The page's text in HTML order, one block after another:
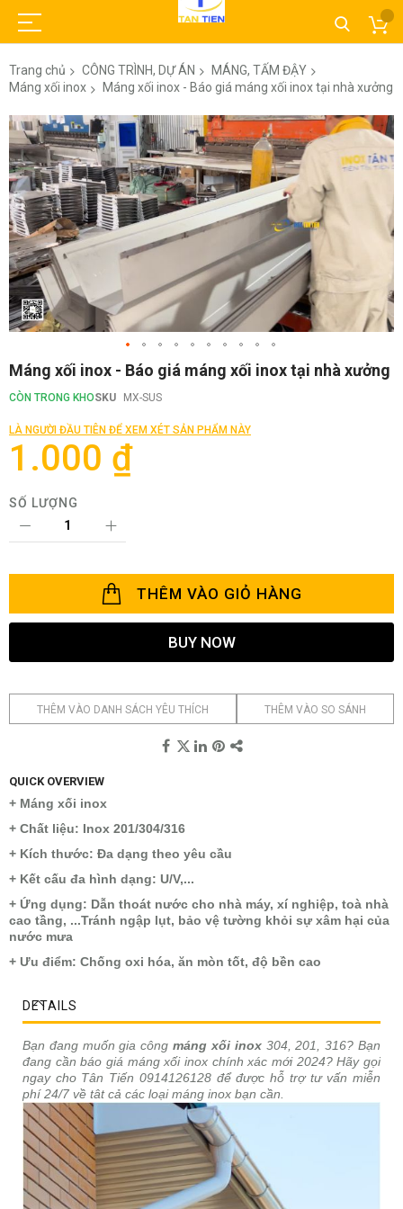
Trang chủ CÔNG TRÌNH, DỰ ÁN
MÁNG, TẤM ĐẬY
Máng xối inox
Máng xối inox - Báo giá máng xối inox tại nhà xưởng
Chuyển
đến
phần
đầu
của
thư
viện
hình
ảnh
Chuyển
đến
phần
của
thư
hình
Máng xối inox - Báo giá máng xối inox tại nhà xưởng
CÒN TRONG KHOSKU MX-SUS
LÀ NGƯỜI ĐẦU TIÊN ĐỂ XEM XÉT SẢN PHẨM NÀY
1.000 ₫
SỐ LƯỢNG
THÊM VÀO GIỎ HÀNG
BUY NOW
THÊM VÀO DANH SÁCH YÊU THÍCH THÊM VÀO SO SÁNH
QUICK OVERVIEW
+ Máng xối inox
+ Chất liệu: Inox 201/304/316
+ Kích thước: Đa dạng theo yêu cầu
+ Kết cấu đa hình dạng: U/V,...
+ Ứng dụng: Dẫn thoát nước cho nhà máy, xí nghiệp, toà nhà
cao tầng, ...Tránh ngập lụt, bảo vệ tường khỏi sự xâm hại của
nước mưa
+ Ưu điểm: Chống oxi hóa, ăn mòn tốt, độ bền cao
DETAILS
Bạn đang muốn gia công máng xối inox304, 201, 316? Bạn
đang cần báo giá máng xối inox chính xác mới 2024? Hãy gọi
ngay cho Tân Tiến 0914126128 để được hỗ trợ tư vấn miễn
phí 24/7 về tât cả các loạimáng inox bạn cần.